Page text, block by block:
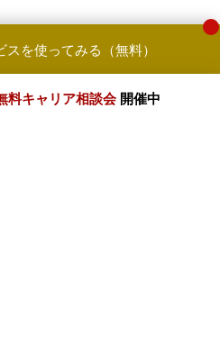
を使ってみる（無料）
料キャリア相談会 開催中